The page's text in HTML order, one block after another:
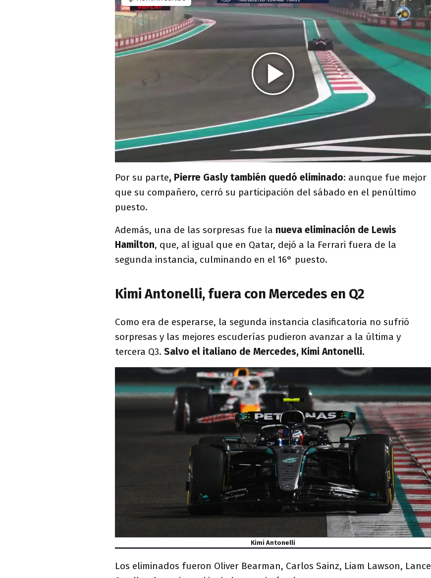
Por su parte, Pierre Gasly también quedó eliminado: aunque fue mejor
que su compañero, cerró su participación del sábado en el penúltimo
puesto.
Además, una de las sorpresas fue la nueva eliminación de Lewis
Hamilton, que, al igual que en Qatar, dejó a la Ferrari fuera de la
segunda instancia, culminando en el 16° puesto.
Kimi Antonelli, fuera con Mercedes en Q2
Como era de esperarse, la segunda instancia clasificatoria no sufrió
sorpresas y las mejores escuderías pudieron avanzar a la última y
tercera Q3. Salvo el italiano de Mercedes, Kimi Antonelli.
Kimi Antonelli
Los eliminados fueron Oliver Bearman, Carlos Sainz, Liam Lawson, Lance